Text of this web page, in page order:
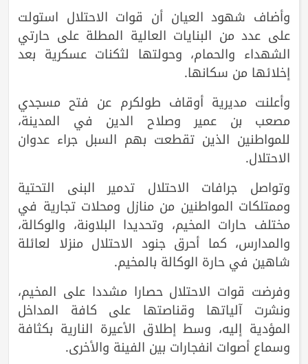
وأضاف شهود العيان أن قوات الاحتلال استولت
على عدد من البنايات العالية المطلة على حارتي
الشهداء والحمام، وحولتها لثكنات عسكرية بعد
إخلائها من سكانها.
وأعلنت مديرية أوقاف طولكرم عن فتح مسجدي
مصعب بن عمير وصلاح الدين في المدينة،
للمواطنين الذين تقطعت بهم السبل جراء عدوان
الاحتلال.
وتواصل جرافات الاحتلال تدمير البنى التحتية
وممتلكات المواطنين من منازل ومحلات تجارية في
مختلف حارات المخيم، وتحديدا البلاونة، والوكالة،
والمدارس، كما أحرق جنود الاحتلال منزلا لعائلة
شاهين في حارة الوكالة بالمخيم.
وفرضت قوات الاحتلال حصارا مشددا على المخيم،
ونشرت آلياتها وقناصتها على كافة المداخل
المؤدية إليه، وسط إطلاق الأعيرة النارية بكثافة
وسماع أصوات انفجارات بين الفينة والأخرى.